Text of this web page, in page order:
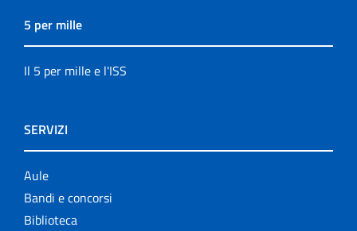
5 per mille
Il 5 per mille e l'ISS
SERVIZI
Aule
Bandi e concorsi
Biblioteca